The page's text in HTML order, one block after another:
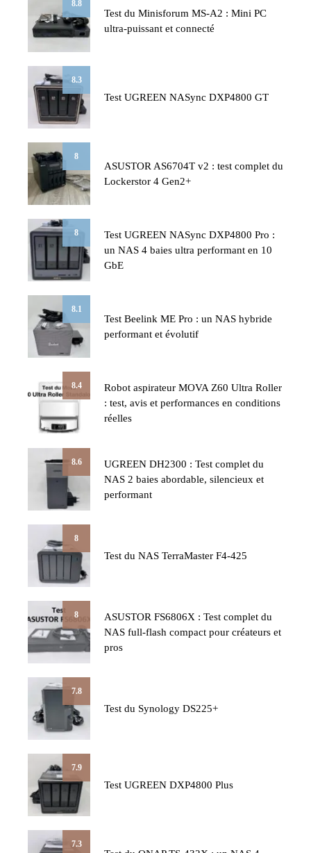
8.8
Test du Minisforum MS-A2 : Mini PC
ultra-puissant et connecté
8.3
Test UGREEN NASync DXP4800 GT
8
ASUSTOR AS6704T v2 : test complet du
Lockerstor 4 Gen2+
8
Test UGREEN NASync DXP4800 Pro :
un NAS 4 baies ultra performant en 10
GbE
8.1
Test Beelink ME Pro : un NAS hybride
performant et évolutif
8.4
Robot aspirateur MOVA Z60 Ultra Roller
: test, avis et performances en conditions
réelles
8.6
UGREEN DH2300 : Test complet du
NAS 2 baies abordable, silencieux et
performant
8
Test du NAS TerraMaster F4-425
8
ASUSTOR FS6806X : Test complet du
NAS full-flash compact pour créateurs et
pros
7.8
Test du Synology DS225+
7.9
Test UGREEN DXP4800 Plus
7.3